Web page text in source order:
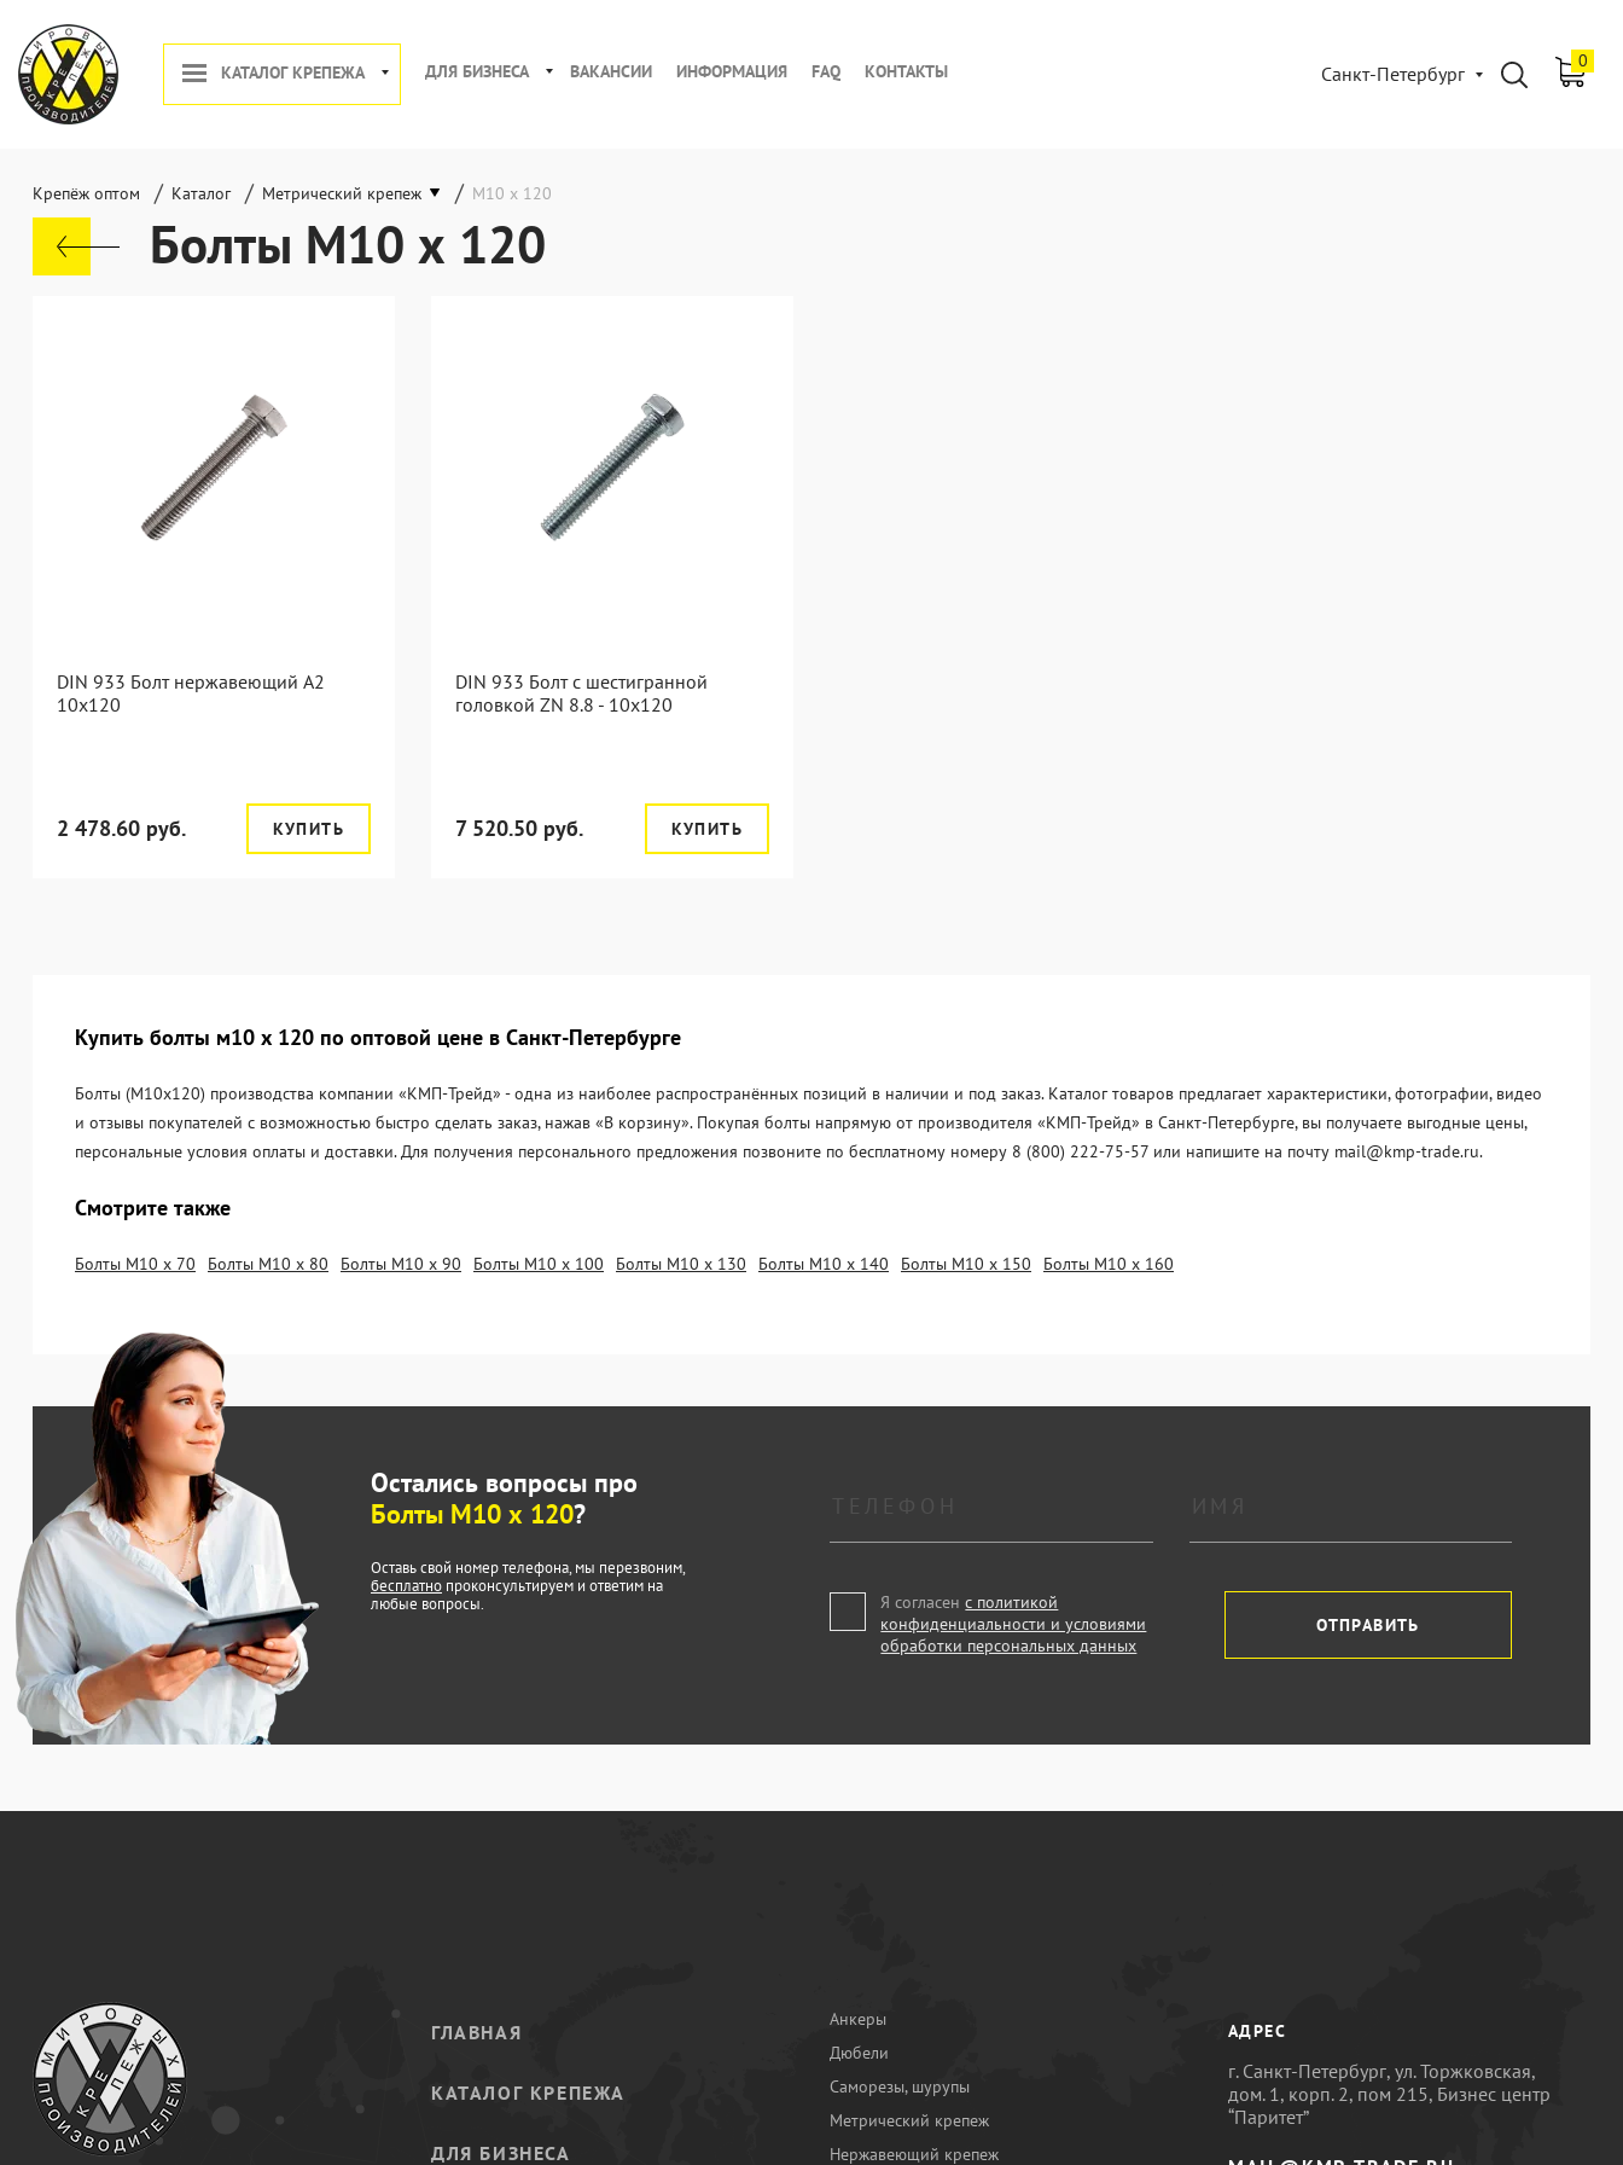
КАТАЛОГ КРЕПЕЖА ДЛЯ БИЗНЕСА ВАКАНСИИ ИНФОРМАЦИЯ FAQ КОНТАКТЫ Санкт-Петербург
0
Крепёж оптом / Каталог / Метрический крепеж / М10 х 120
Болты М10 х 120
DIN 933 Болт нержавеющий А2
10х120
2 478.60 руб. КУПИТЬ
DIN 933 Болт с шестигранной
головкой ZN 8.8 - 10x120
7 520.50 руб. КУПИТЬ
Купить болты м10 х 120 по оптовой цене в Санкт-Петербурге
Болты (М10х120) производства компании «KМП-Трейд» - одна из наиболее распространённых позиций в наличии и под заказ. Каталог товаров предлагает характеристики, фотографии, видео
и отзывы покупателей с возможностью быстро сделать заказ, нажав «В корзину». Покупая болты напрямую от производителя «KМП-Трейд» в Санкт-Петербурге, вы получаете выгодные цены,
персональные условия оплаты и доставки. Для получения персонального предложения позвоните по бесплатному номеру 8 (800) 222-75-57 или напишите на почту mail@kmp-trade.ru.
Смотрите также
Болты М10 х 70 Болты М10 х 80 Болты М10 х 90 Болты М10 х 100 Болты М10 х 130 Болты М10 х 140 Болты М10 х 150 Болты М10 х 160
Остались вопросы про
Болты М10 х 120?
Оставь свой номер телефона, мы перезвоним,
бесплатно проконсультируем и ответим на
любые вопросы.
Я согласенс политикой
конфиденциальности и условиями
обработки персональных данных
ОТПРАВИТЬ
ГЛАВНАЯ
КАТАЛОГ КРЕПЕЖА
ДЛЯ БИЗНЕСА
Анкеры
Дюбели
Саморезы, шурупы
Метрический крепеж
Нержавеющий крепеж
АДРЕС
г. Санкт-Петербург, ул. Торжковская,
дом. 1, корп. 2, пом 215, Бизнес центр
“Паритет”